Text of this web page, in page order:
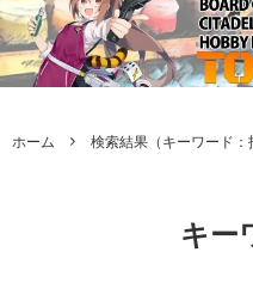
ホーム 検索結果（キーワード：
キー